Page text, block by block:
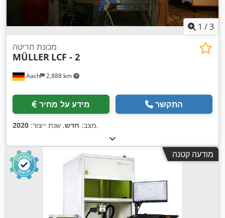
1 /3
Aach 2,888 km
מכונת חריטה
MÜLLER LCF - 2
מידע על מחיר התקשר
מצב: חדש, שנת ייצור: 2020 ,
מודעה קטנה